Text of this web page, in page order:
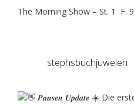
The Morning Show – St. 1 F. 9
stephsbuchjuwelen